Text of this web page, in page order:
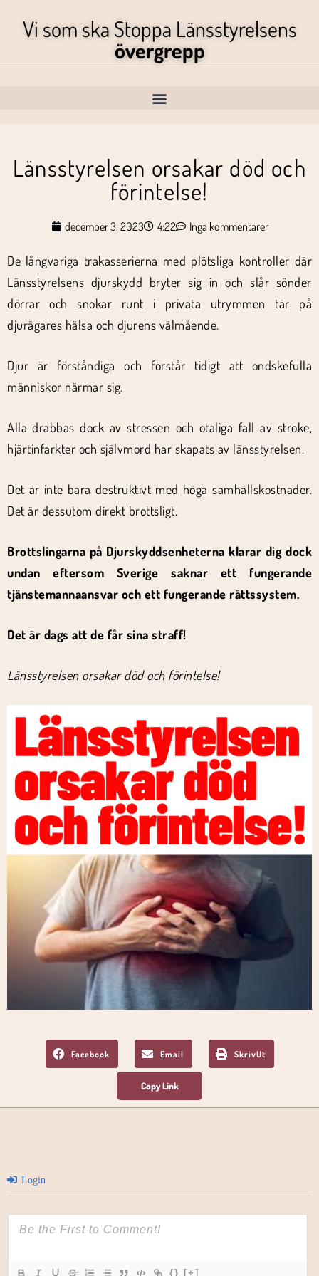
Vi som ska Stoppa Länsstyrelsens
övergrepp
Länsstyrelsen orsakar död och
förintelse!
december 3, 2023 4:22 Inga kommentarer
De långvariga trakasserierna med plötsliga kontroller där
Länsstyrelsens djurskydd bryter sig in och slår sönder
dörrar och snokar runt i privata utrymmen tär på
djurägares hälsa och djurens välmående.
Djur är förståndiga och förstår tidigt att ondskefulla
människor närmar sig.
Alla drabbas dock av stressen och otaliga fall av stroke,
hjärtinfarkter och självmord har skapats av länsstyrelsen.
Det är inte bara destruktivt med höga samhällskostnader.
Det är dessutom direkt brottsligt.
Brottslingarna på Djurskyddsenheterna klarar dig dock
undan eftersom Sverige saknar ett fungerande
tjänstemannaansvar och ett fungerande rättssystem.
Det är dags att de får sina straff!
Länsstyrelsen orsakar död och förintelse!
Facebook Email SkrivUt
Login
{} [+]